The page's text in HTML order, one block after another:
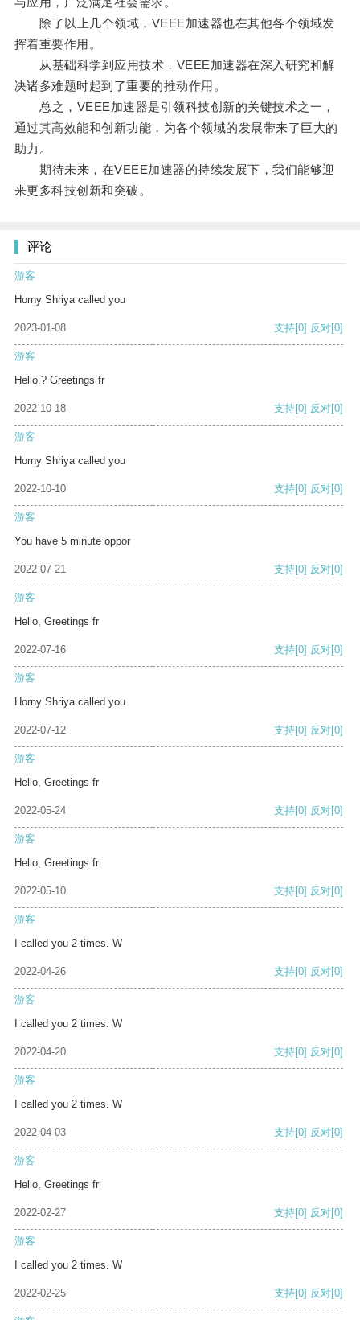
除了以上几个领域，VEEE加速器也在其他各个领域发
挥着重要作用。
从基础科学到应用技术，VEEE加速器在深入研究和解
决诸多难题时起到了重要的推动作用。
总之，VEEE加速器是引领科技创新的关键技术之一，
通过其高效能和创新功能，为各个领域的发展带来了巨大的
助力。
期待未来，在VEEE加速器的持续发展下，我们能够迎
来更多科技创新和突破。
评论
游客
Horny Shriya called you
2023-01-08 支持[0] 反对[0]
游客
Hello,? Greetings fr
2022-10-18 支持[0] 反对[0]
游客
Horny Shriya called you
2022-10-10 支持[0] 反对[0]
游客
You have 5 minute oppor
2022-07-21 支持[0] 反对[0]
游客
Hello, Greetings fr
2022-07-16 支持[0] 反对[0]
游客
Horny Shriya called you
2022-07-12 支持[0] 反对[0]
游客
Hello, Greetings fr
2022-05-24 支持[0] 反对[0]
游客
Hello, Greetings fr
2022-05-10 支持[0] 反对[0]
游客
I called you 2 times. W
2022-04-26 支持[0] 反对[0]
游客
I called you 2 times. W
2022-04-20 支持[0] 反对[0]
游客
I called you 2 times. W
2022-04-03 支持[0] 反对[0]
游客
Hello, Greetings fr
2022-02-27 支持[0] 反对[0]
游客
I called you 2 times. W
2022-02-25 支持[0] 反对[0]